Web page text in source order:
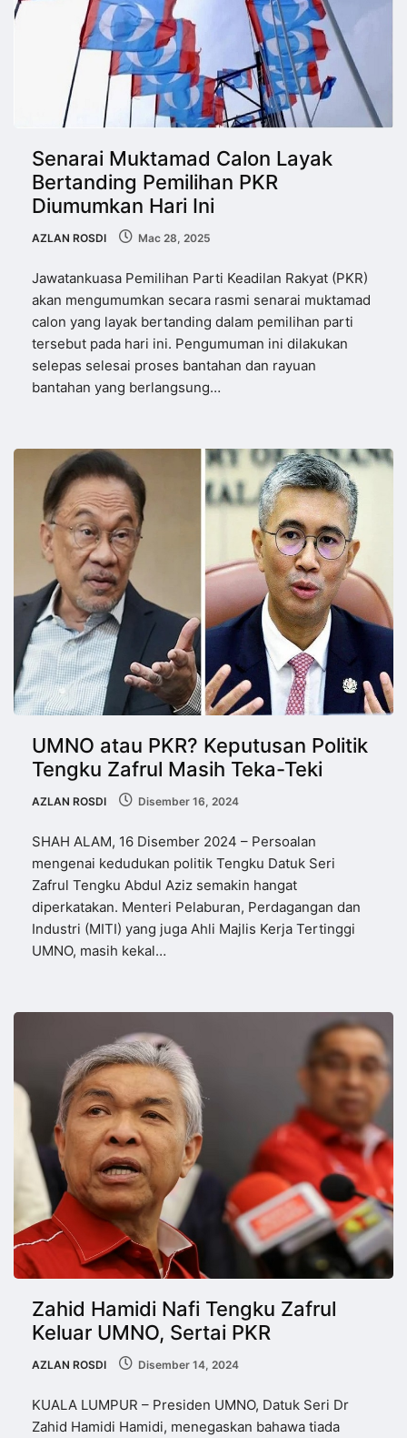
Senarai Muktamad Calon Layak
Bertanding Pemilihan PKR
Diumumkan Hari Ini
AZLAN ROSDI Mac 28, 2025
Jawatankuasa Pemilihan Parti Keadilan Rakyat (PKR)
akan mengumumkan secara rasmi senarai muktamad
calon yang layak bertanding dalam pemilihan parti
tersebut pada hari ini. Pengumuman ini dilakukan
selepas selesai proses bantahan dan rayuan
bantahan yang berlangsung…
UMNO atau PKR? Keputusan Politik
Tengku Zafrul Masih Teka-Teki
AZLAN ROSDI Disember 16, 2024
SHAH ALAM, 16 Disember 2024 – Persoalan
mengenai kedudukan politik Tengku Datuk Seri
Zafrul Tengku Abdul Aziz semakin hangat
diperkatakan. Menteri Pelaburan, Perdagangan dan
Industri (MITI) yang juga Ahli Majlis Kerja Tertinggi
UMNO, masih kekal…
Zahid Hamidi Nafi Tengku Zafrul
Keluar UMNO, Sertai PKR
AZLAN ROSDI Disember 14, 2024
KUALA LUMPUR – Presiden UMNO, Datuk Seri Dr
Zahid Hamidi Hamidi, menegaskan bahawa tiada